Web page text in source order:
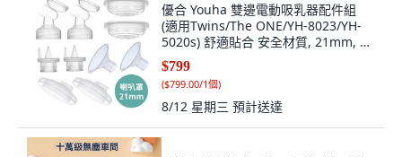
優合 Youha 雙邊電動吸乳器配件組
(適用Twins/The ONE/YH-8023/YH-
5020s) 舒適貼合 安全材質, 21mm, 1
組
$799
($799.00/1個)
8/12 星期三 預計送達